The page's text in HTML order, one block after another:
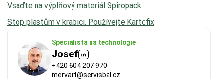
Specialista na technologie
Josef
+420 604 207 970
mervart@servisbal.cz
Vsaďte na výplňový materiál Spiropack
Stop plastům v krabici. Používejte Kartofix